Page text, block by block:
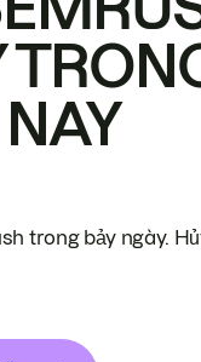
trong bảy ngày.